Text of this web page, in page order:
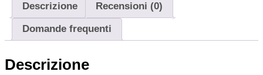
Descrizione Recensioni (0)
Domande frequenti
Descrizione